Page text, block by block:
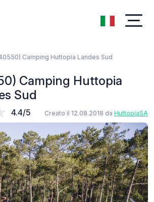
Camping Huttopia Landes Sud
Camping Huttopia
Sud
4.4/5 Creato il 12.08.2018 da HuttopiaSA